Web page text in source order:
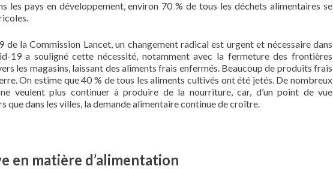
les pays en développement, environ 70 % de tous les déchets alimentaires se
la Commission Lancet, un changement radical est urgent et nécessaire dans
19 a souligné cette nécessité, notamment avec la fermeture des frontières
les magasins, laissant des aliments frais enfermés. Beaucoup de produits frais
On estime que 40 % de tous les aliments cultivés ont été jetés. De nombreux
veulent plus continuer à produire de la nourriture, car, d’un point de vue
que dans les villes, la demande alimentaire continue de croître.
en matière d’alimentation